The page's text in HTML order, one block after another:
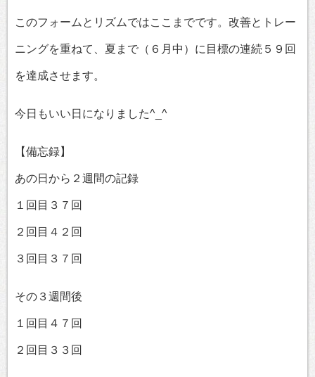
このフォームとリズムではここまでです。改善とトレー
ニングを重ねて、夏まで（６月中）に目標の連続５９回
を達成させます。
今日もいい日になりました^_^
【備忘録】
あの日から２週間の記録
１回目３７回
２回目４２回
３回目３７回
その３週間後
１回目４７回
２回目３３回